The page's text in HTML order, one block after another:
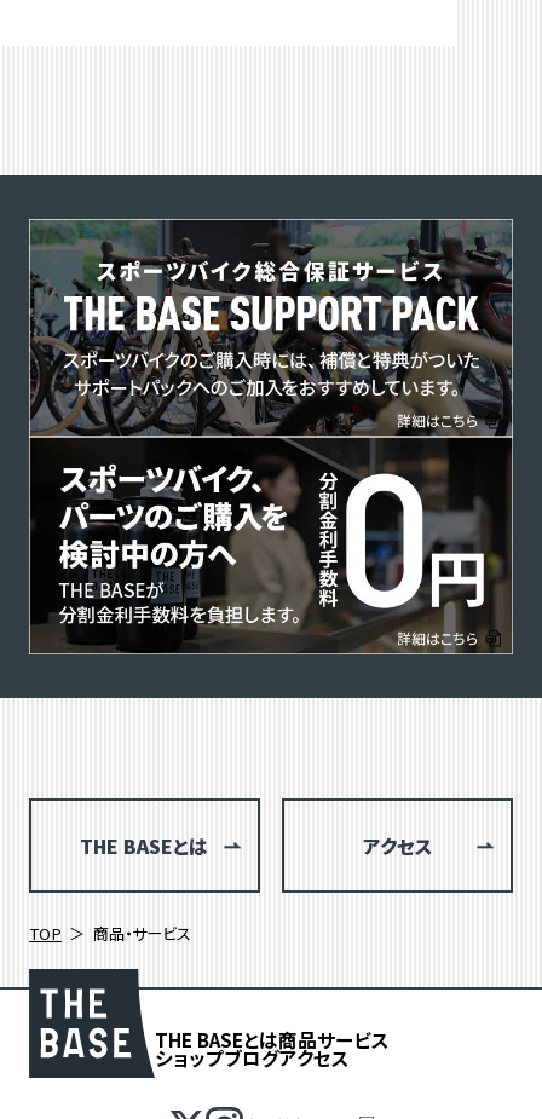
THE BASEとは アクセス
TOP 商品・サービス
THE BASEとは商品サービス
ショップブログアクセス